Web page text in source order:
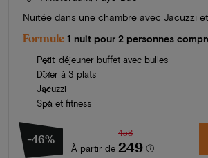
Nuitée dans une chambre avec Jacuzzi
Formule 1 nuit pour 2 personnes
Petit-déjeuner buffet avec bulles
Dîner à 3 plats
Jacuzzi
Spa et fitness
-46%
À partir de
458
249